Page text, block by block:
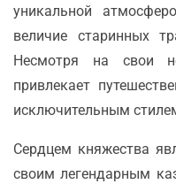
уникальной
величие старинных
Несмотря на свои
привлекает
исключительным
Сердцем княжества
своим легендарным